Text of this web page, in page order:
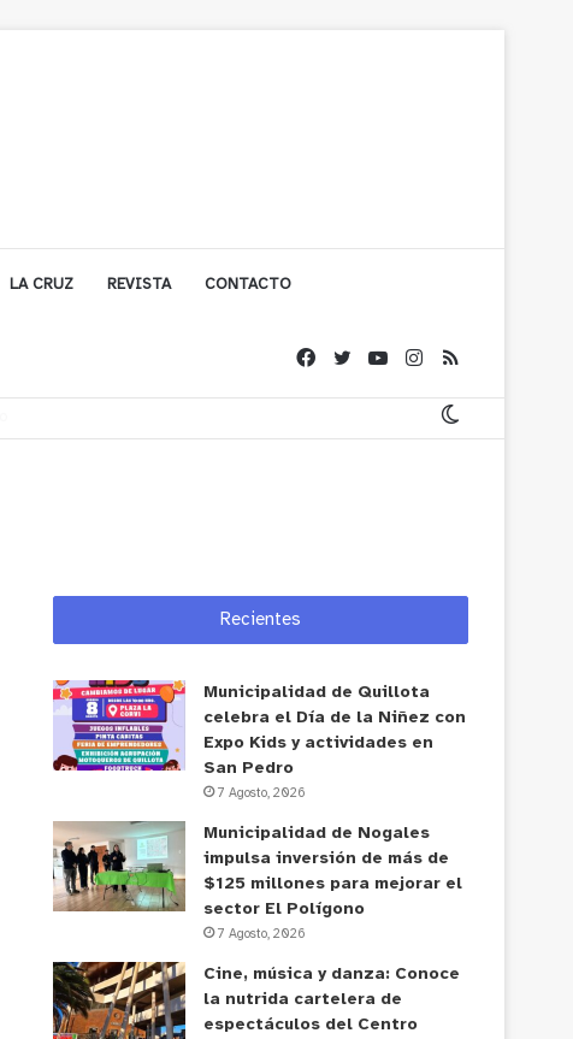
LA CRUZ REVISTA CONTACTO
Recientes
Municipalidad de Quillota
celebra el Día de la Niñez con
Expo Kids y actividades en
San Pedro
7 Agosto, 2026
Municipalidad de Nogales
impulsa inversión de más de
$125 millones para mejorar el
sector El Polígono
7 Agosto, 2026
Cine, música y danza: Conoce
la nutrida cartelera de
espectáculos del Centro